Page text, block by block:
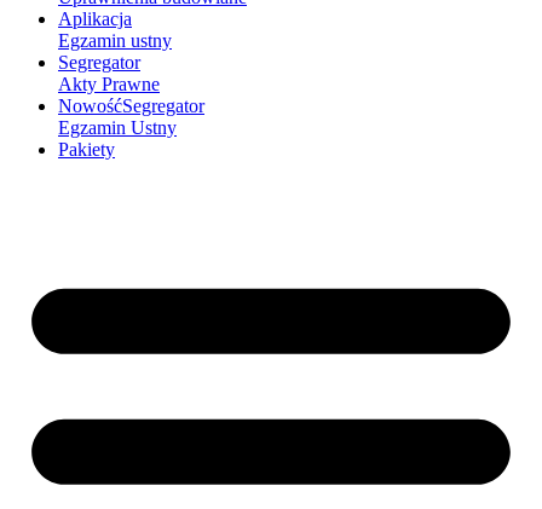
Aplikacja
Egzamin ustny
Segregator
Akty Prawne
NowośćSegregator
Egzamin Ustny
Pakiety